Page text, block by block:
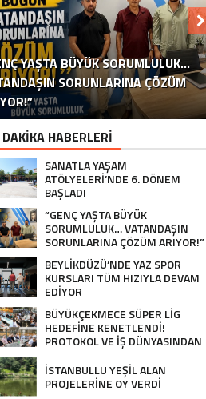
YAŞAM ATÖLYELERİ’NDE 6.
DÖNEM BAŞLADI
YAŞTA BÜYÜK SORUMLULUK…
SORUNLARINA ÇÖZÜM
YAZ SPOR KURSLARI
TÜM HIZIYLA DEVAM EDİYOR
SÜPER LİG HEDEFİNE
KENETLENDİ! PROTOKOL VE İŞ
BASKETBOL TAKIMINA
TAM DESTEK…
YEŞİL ALAN PROJELERİNE
OY VERDİ
‘İŞ SÜREKLİLİĞİ YÖNETİM
SİSTEMİ’ EĞİTİMİ
TEPECİK DERNEĞİ’NDE İSİM KRİZİ
BÜYÜYOR: “TEPECİK’İ
SİLDİRMEYECEĞİZ”
BARAJLARINDA SON DURUM!
KÜÇÜKÇEKMECE’DE KÜLTÜR
YOLCULUĞU DEVAM EDİYOR
MİNİK ELLER BÜYÜK DEĞİŞİM İÇİN
SAHAYA İNDİ…
HABERLERİ
SANATLA YAŞAM
ATÖLYELERİ’NDE 6. DÖNEM
BAŞLADI
“GENÇ YAŞTA BÜYÜK
SORUMLULUK… VATANDAŞIN
SORUNLARINA ÇÖZÜM ARIYOR!”
BEYLİKDÜZÜ’NDE YAZ SPOR
KURSLARI TÜM HIZIYLA DEVAM
EDİYOR
BÜYÜKÇEKMECE SÜPER LİG
HEDEFİNE KENETLENDİ!
PROTOKOL VE İŞ DÜNYASINDAN
DESTEK…
İSTANBULLU YEŞİL ALAN
PROJELERİNE OY VERDİ